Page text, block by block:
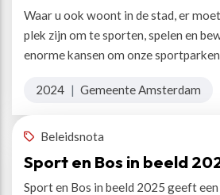
Waar u ook woont in de stad, er
plek zijn om te sporten, spelen en
enorme kansen om onze
2024 | Gemeente Amsterdam
Beleidsnota
Sport en Bos in beeld
Sport en Bos in beeld 2025 geeft